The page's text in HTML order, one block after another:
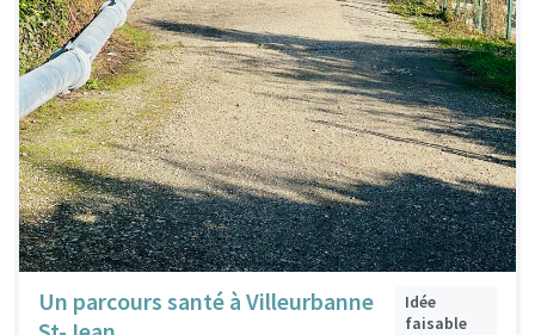
Un parcours santé à Villeurbanne
Idée
faisable